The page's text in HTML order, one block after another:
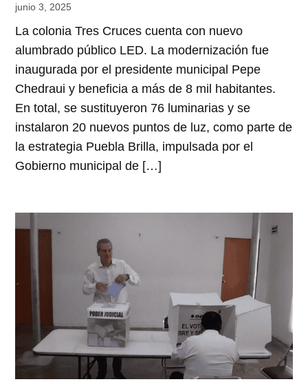
junio 3, 2025
La colonia Tres Cruces cuenta con nuevo
alumbrado público LED. La modernización fue
inaugurada por el presidente municipal Pepe
Chedraui y beneficia a más de 8 mil habitantes.
En total, se sustituyeron 76 luminarias y se
instalaron 20 nuevos puntos de luz, como parte de
la estrategia Puebla Brilla, impulsada por el
Gobierno municipal de […]